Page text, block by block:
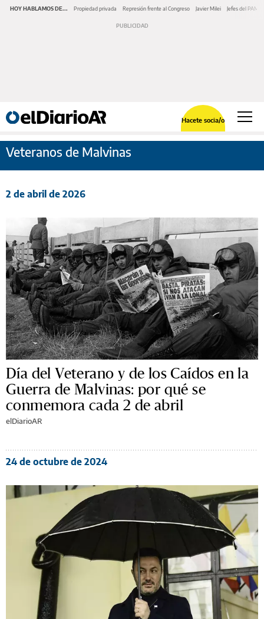
HOY HABLAMOS DE... Propiedad privada Represión frente al Congreso Javier Milei Jefes del PAMI
Hacete socia/o
Veteranos de Malvinas
2 de abril de 2026
Día del Veterano y de los Caídos en la
Guerra de Malvinas: por qué se
conmemora cada 2 de abril
elDiarioAR
24 de octubre de 2024